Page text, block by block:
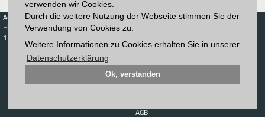
verwenden wir Cookies.
Durch die weitere Nutzung der Webseite stimmen Sie der
Verwendung von Cookies zu.
Weitere Informationen zu Cookies erhalten Sie in unserer
Datenschutzerklärung
Ok, verstanden
Auktionen
Höchstzuschläge
123. Auktion
Zeitplan
Katalog
Blätterkatalog
Kaufen
Kalender
Verkaufen
Preisdatenbank
Auktionshaus
Newsletter
Downloads
AGB